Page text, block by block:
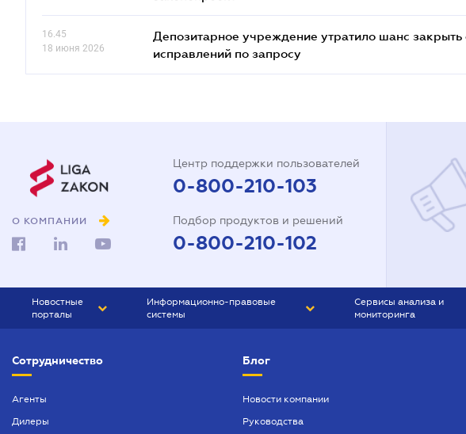
16.45
18 июня 2026
Депозитарное учреждение утратило шанс
исправлений по запросу
О КОМПАНИИ
Центр поддержки пользователей
0-800-210-103
Подбор продуктов и решений
0-800-210-102
Новостные
порталы
БИЗНЕС
Информационно-правовые
системы
БУХГАЛТЕР ПРОФ
Сервисы анализа и
мониторинга
Сотрудничество
Агенты
Дилеры
Блог
Новости компании
Руководства